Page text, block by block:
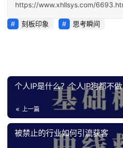
https://www.xhllsys.com/
刻板印象 思考瞬间
个人IP是什么？个人IP狗都不做
上一篇
被禁止的行业如何引流获客